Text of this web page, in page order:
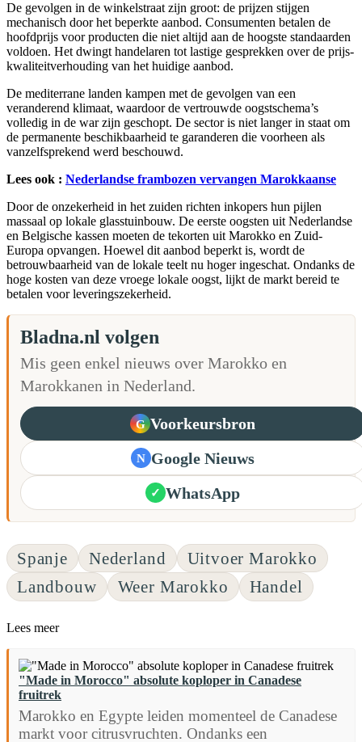
De gevolgen in de winkelstraat zijn groot: de prijzen stijgen
mechanisch door het beperkte aanbod. Consumenten betalen de
hoofdprijs voor producten die niet altijd aan de hoogste standaarden
voldoen. Het dwingt handelaren tot lastige gesprekken over de prijs-
kwaliteitverhouding van het huidige aanbod.
De mediterrane landen kampen met de gevolgen van een
veranderend klimaat, waardoor de vertrouwde oogstschema’s
volledig in de war zijn geschopt. De sector is niet langer in staat om
de permanente beschikbaarheid te garanderen die voorheen als
vanzelfsprekend werd beschouwd.
Lees ook : Nederlandse frambozen vervangen Marokkaanse
Door de onzekerheid in het zuiden richten inkopers hun pijlen
massaal op lokale glasstuinbouw. De eerste oogsten uit Nederlandse
en Belgische kassen moeten de tekorten uit Marokko en Zuid-
Europa opvangen. Hoewel dit aanbod beperkt is, wordt de
betrouwbaarheid van de lokale teelt nu hoger ingeschat. Ondanks de
hoge kosten van deze vroege lokale oogst, lijkt de markt bereid te
betalen voor leveringszekerheid.
Bladna.nl volgen
Mis geen enkel nieuws over Marokko en
Marokkanen in Nederland.
G Voorkeursbron
N Google Nieuws
✓ WhatsApp
Spanje Nederland
Uitvoer Marokko
Landbouw
Weer Marokko Handel
Lees meer
"Made in Morocco" absolute koploper in Canadese
fruitrek
Marokko en Egypte leiden momenteel de Canadese
markt voor citrusvruchten. Ondanks een